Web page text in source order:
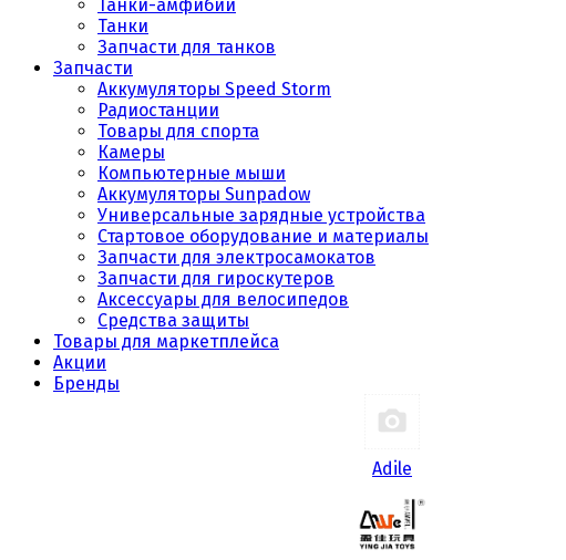
Танки-амфибии
Танки
Запчасти для танков
Запчасти
Аккумуляторы Speed Storm
Радиостанции
Товары для спорта
Камеры
Компьютерные мыши
Аккумуляторы Sunpadow
Универсальные зарядные устройства
Стартовое оборудование и материалы
Запчасти для электросамокатов
Запчасти для гироскутеров
Аксессуары для велосипедов
Средства защиты
Товары для маркетплейса
Акции
Бренды
Adile